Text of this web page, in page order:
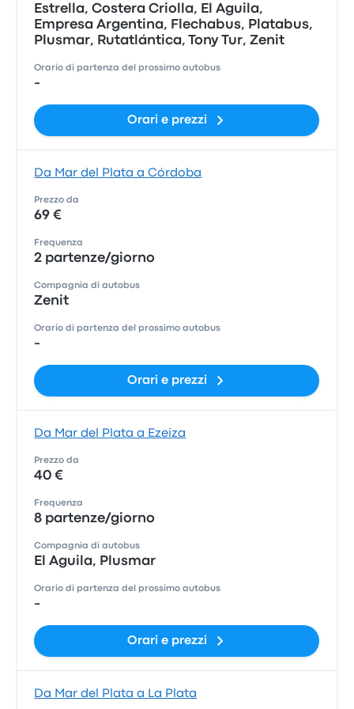
Estrella, Costera Criolla, El Aguila,
Empresa Argentina, Flechabus, Platabus,
Plusmar, Rutatlántica, Tony Tur, Zenit
Orario di partenza del prossimo autobus
-
Orari e prezzi
Da Mar del Plata a Córdoba
Prezzo da
69 €
Frequenza
2 partenze/giorno
Compagnia di autobus
Zenit
Orario di partenza del prossimo autobus
-
Orari e prezzi
Da Mar del Plata a Ezeiza
Prezzo da
40 €
Frequenza
8 partenze/giorno
Compagnia di autobus
El Aguila, Plusmar
Orario di partenza del prossimo autobus
-
Orari e prezzi
Da Mar del Plata a La Plata